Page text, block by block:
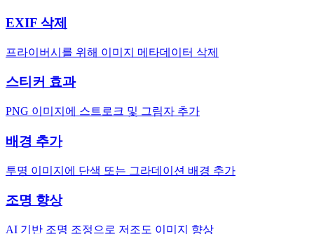
EXIF 삭제
프라이버시를 위해 이미지 메타데이터 삭제
스티커 효과
PNG 이미지에 스트로크 및 그림자 추가
배경 추가
투명 이미지에 단색 또는 그라데이션 배경 추가
조명 향상
AI 기반 조명 조정으로 저조도 이미지 향상